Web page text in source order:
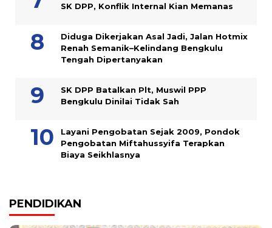
SK DPP, Konflik Internal Kian Memanas
Diduga Dikerjakan Asal Jadi, Jalan Hotmix
Renah Semanik–Kelindang Bengkulu
Tengah Dipertanyakan
SK DPP Batalkan Plt, Muswil PPP
Bengkulu Dinilai Tidak Sah
Layani Pengobatan Sejak 2009, Pondok
Pengobatan Miftahussyifa Terapkan
Biaya Seikhlasnya
PENDIDIKAN